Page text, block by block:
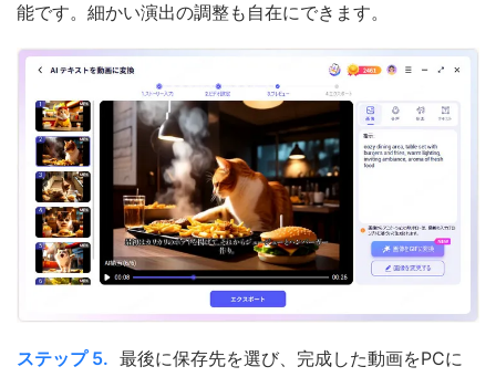
能です。細かい演出の調整も自在にできます。
ステップ 5. 最後に保存先を選び、完成した動画をPCに